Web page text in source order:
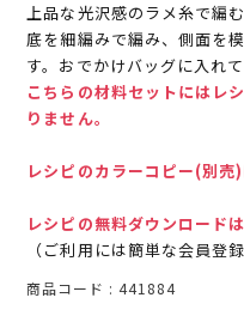
上品な光沢感のラメ糸で編
底を細編みで編み、側面を
す。おでかけバッグに入れ
こちらの材料セットにはレ
りません。
レシピのカラーコピー(別
レシピの無料ダウンロード
（ご利用には簡単な会員登
商品コード 441884